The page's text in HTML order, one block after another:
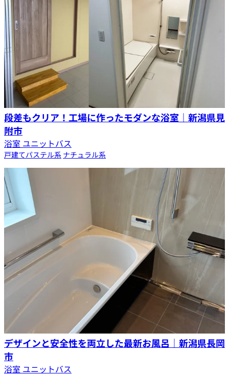
段差もクリア！工場に作ったモダンな浴室｜新潟県見
附市
浴室 ユニットバス
戸建てパステル系 ナチュラル系
デザインと安全性を両立した最新お風呂｜新潟県長岡
市
浴室 ユニットバス